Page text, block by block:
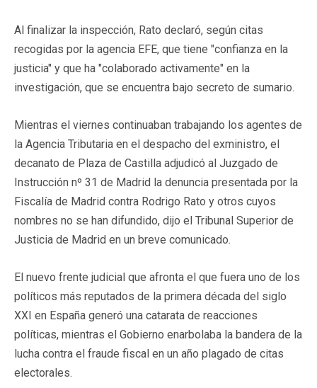
Al finalizar la inspección, Rato declaró, según citas
recogidas por la agencia EFE, que tiene "confianza en la
justicia" y que ha "colaborado activamente" en la
investigación, que se encuentra bajo secreto de sumario.
Mientras el viernes continuaban trabajando los agentes de
la Agencia Tributaria en el despacho del exministro, el
decanato de Plaza de Castilla adjudicó al Juzgado de
Instrucción nº 31 de Madrid la denuncia presentada por la
Fiscalía de Madrid contra Rodrigo Rato y otros cuyos
nombres no se han difundido, dijo el Tribunal Superior de
Justicia de Madrid en un breve comunicado.
El nuevo frente judicial que afronta el que fuera uno de los
políticos más reputados de la primera década del siglo
XXI en España generó una catarata de reacciones
políticas, mientras el Gobierno enarbolaba la bandera de la
lucha contra el fraude fiscal en un año plagado de citas
electorales.